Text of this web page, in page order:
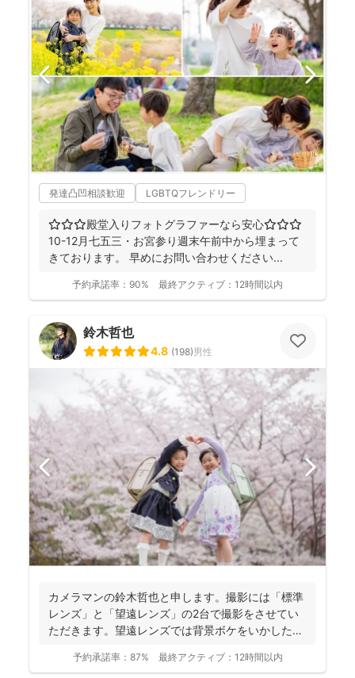
発達凸凹相談歓迎 LGBTQフレンドリー
⭐︎⭐︎⭐︎殿堂入りフォトグラファーなら安心⭐︎⭐︎⭐︎
10-12月七五三・お宮参り週末午前中から埋まって
きております。 早めにお問い合わせください...
予約承諾率： 90% 最終アクティブ： 12時間以内
鈴木哲也
4.8 (198)男性
カメラマンの鈴木哲也と申します。撮影には「標準
レンズ」と「望遠レンズ」の2台で撮影をさせてい
ただきます。望遠レンズでは背景ボケをいかしたお
予約承諾率： 87% 最終アクティブ： 12時間以内